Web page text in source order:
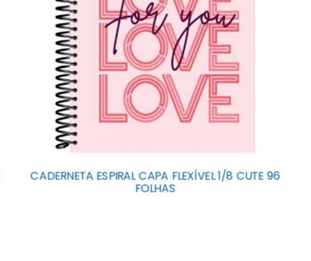
CADERNETA ESPIRAL CAPA FLEXÍVEL 1/8 CUTE 96
FOLHAS